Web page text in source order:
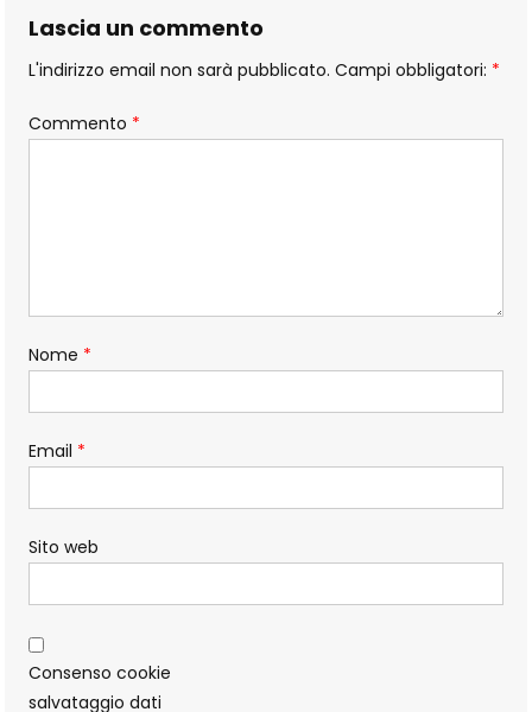
Lascia un commento
L'indirizzo email non sarà pubblicato. Campi obbligatori: *
Commento *
Nome *
Email *
Sito web
Consenso cookie
salvataggio dati